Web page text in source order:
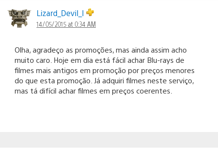
Lizard_Devil_I
14/05/2015 at 0:34 AM
Olha, agradeço as promoções, mas ainda assim acho
muito caro. Hoje em dia está fácil achar Blu-rays de
filmes mais antigos em promoção por preços menores
do que esta promoção. Já adquiri filmes neste serviço,
mas tá difícil achar filmes em preços coerentes.